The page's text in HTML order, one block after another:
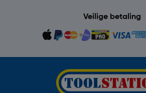
Veilige betaling